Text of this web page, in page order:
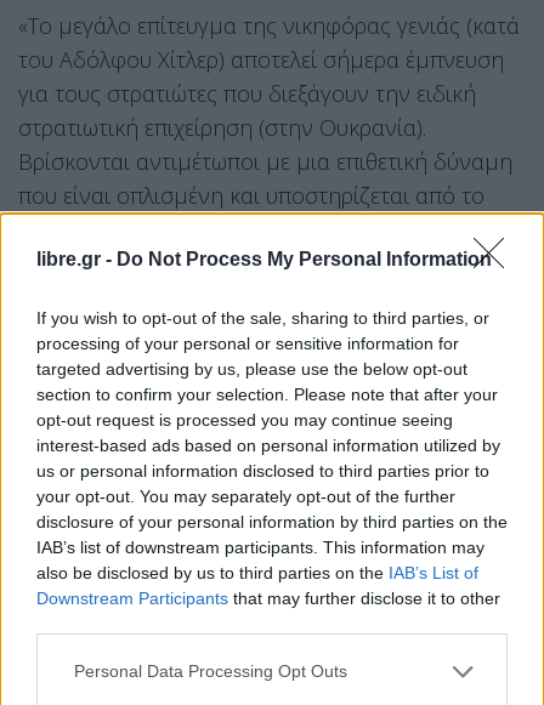
libre.gr - Do Not Process My Personal Information
If you wish to opt-out of the sale, sharing to third parties, or
processing of your personal or sensitive information for
targeted advertising by us, please use the below opt-out
section to confirm your selection. Please note that after your
opt-out request is processed you may continue seeing
interest-based ads based on personal information utilized by
us or personal information disclosed to third parties prior to
your opt-out. You may separately opt-out of the further
disclosure of your personal information by third parties on the
IAB’s list of downstream participants. This information may
also be disclosed by us to third parties on the IAB’s List of
Downstream Participants that may further disclose it to other
Personal Data Processing Opt Outs
«Το μεγάλο επίτευγμα της νικηφόρας γενιάς (κατά
του Αδόλφου Χίτλερ) αποτελεί σήμερα έμπνευση
για τους στρατιώτες που διεξάγουν την ειδική
στρατιωτική επιχείρηση (στην Ουκρανία).
Βρίσκονται αντιμέτωποι με μια επιθετική δύναμη
που είναι οπλισμένη και υποστηρίζεται από το
Email Copy Link
Tags: ΝΑΤΟ πούτιν ρωσία
Σχετικά Άρθρα